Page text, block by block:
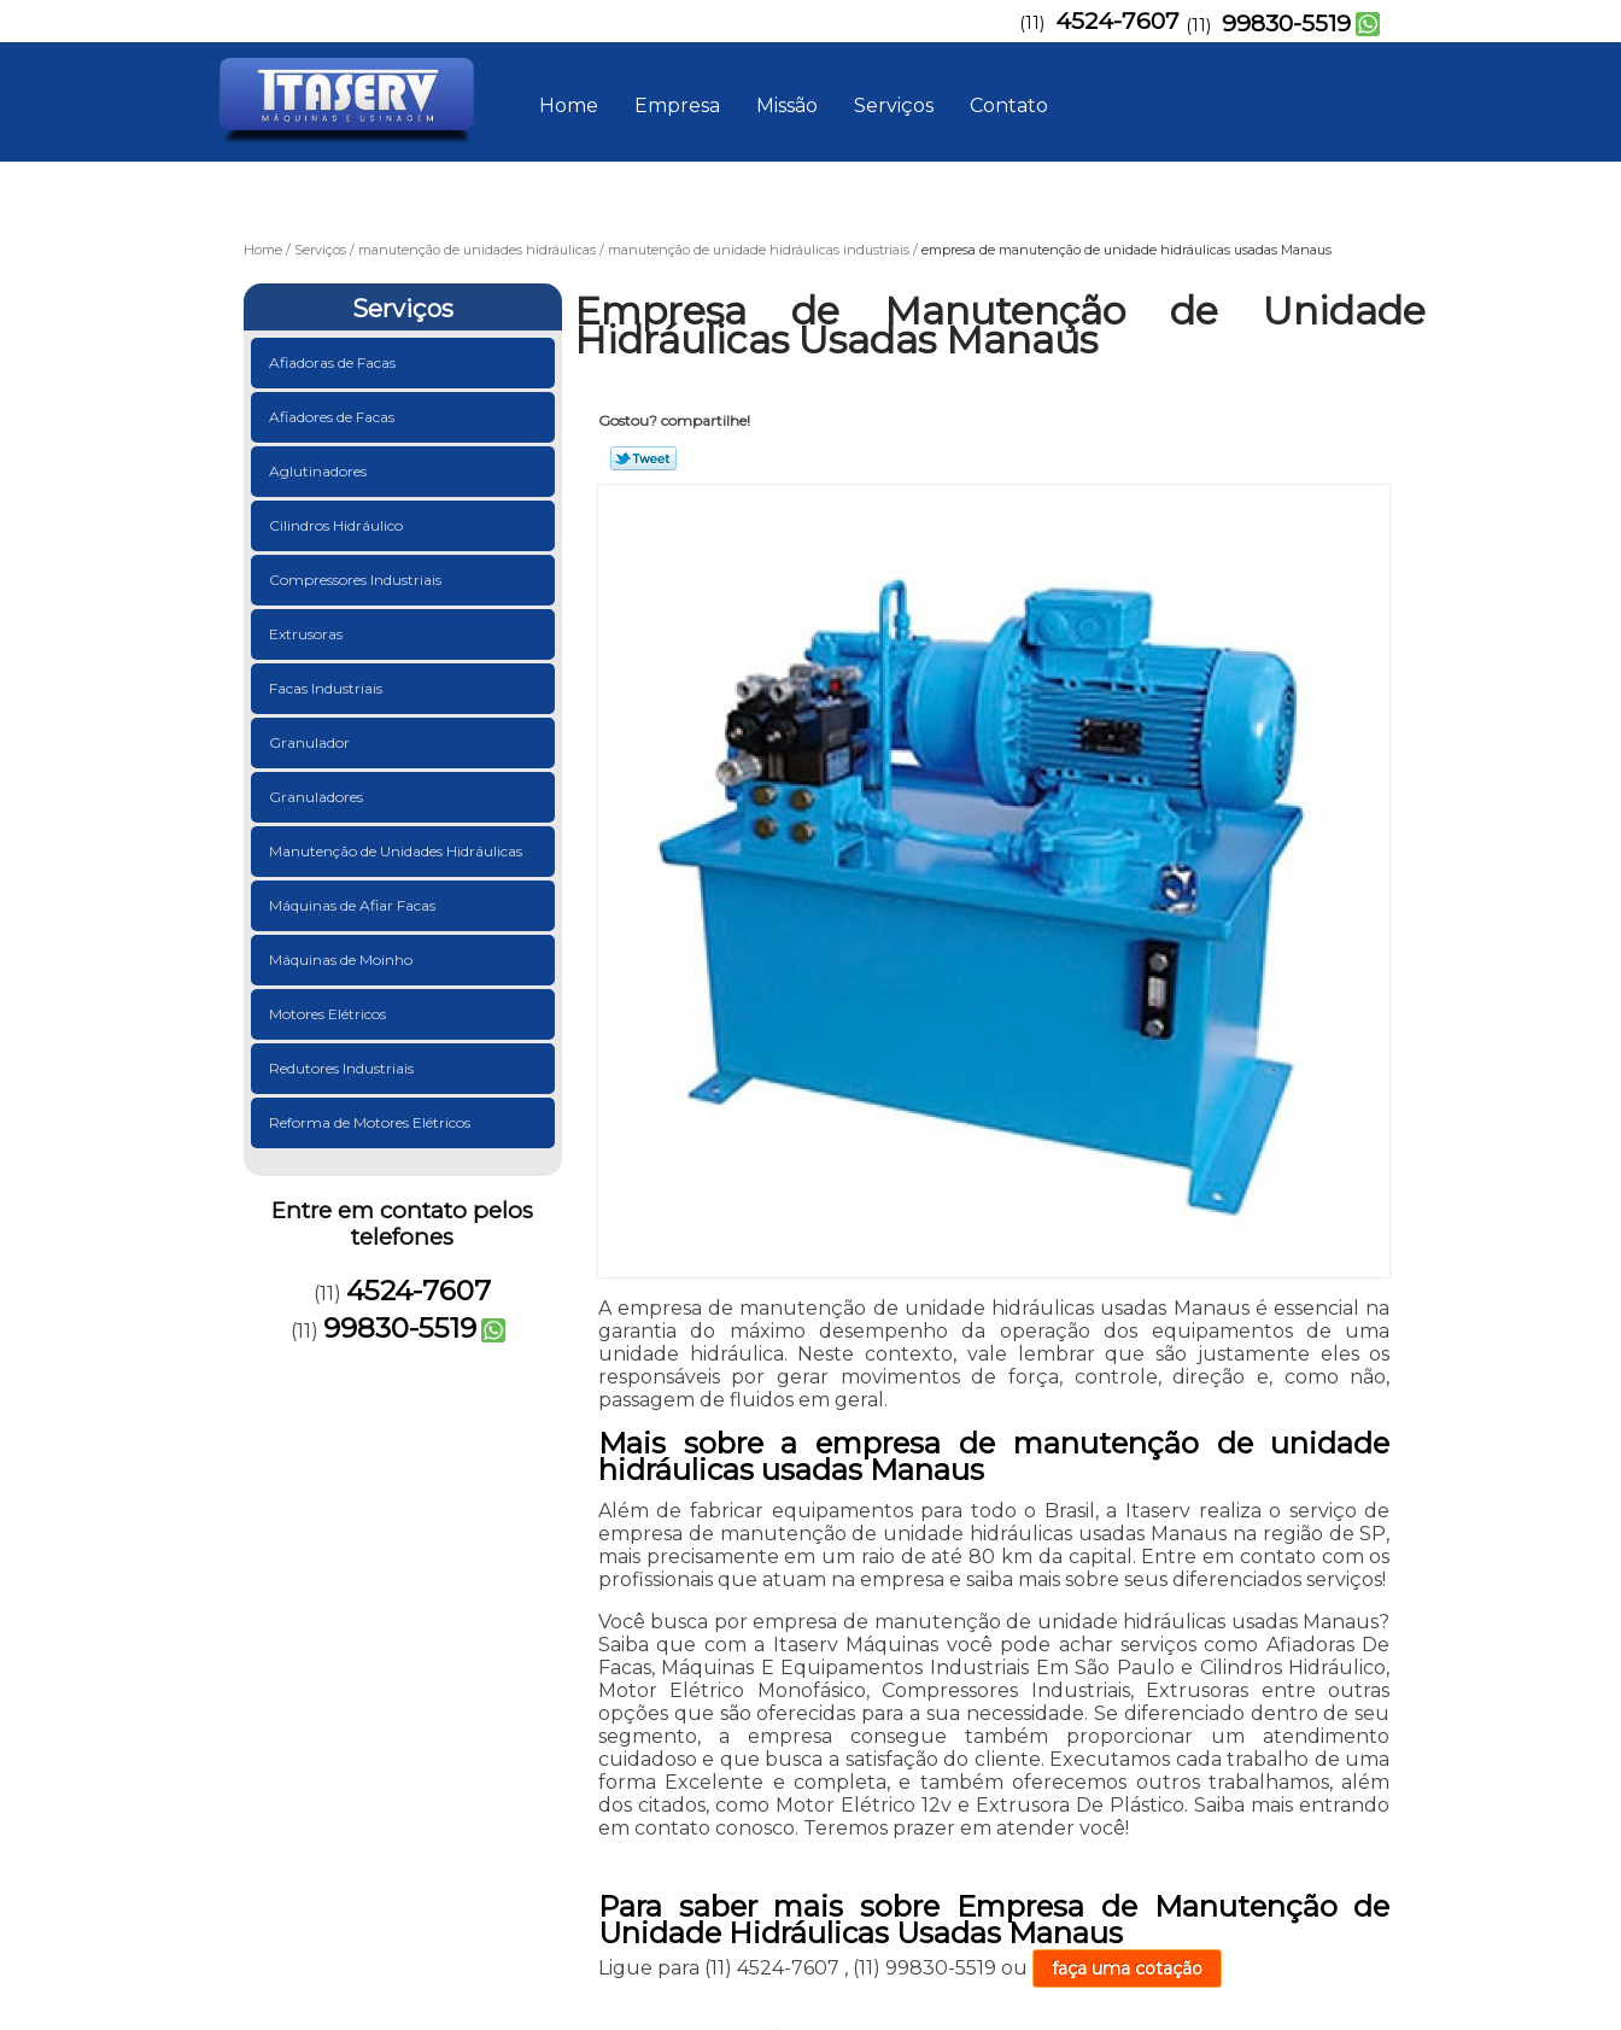
Home Empresa Missão Serviços Contato
(11) 4524-7607 (11) 99830-5519
Home Serviços manutenção de unidades hidráulicas manutenção de unidade hidráulicas industriais empresa de manutenção de unidade hidráulicas usadas Manaus
Serviços
Afiadoras de Facas
Afiadores de Facas
Aglutinadores
Cilindros Hidráulico
Compressores Industriais
Extrusoras
Facas Industriais
Granulador
Granuladores
Manutenção de Unidades Hidráulicas
Máquinas de Afiar Facas
Máquinas de Moinho
Motores Elétricos
Redutores Industriais
Reforma de Motores Elétricos
Entre em contato pelos
telefones
(11) 4524-7607
(11) 99830-5519
Empresa de Manutenção de Unidade
Hidráulicas Usadas Manaus
Gostou? compartilhe!
A empresa de manutenção de unidade hidráulicas usadas Manaus é essencial na
garantia do máximo desempenho da operação dos equipamentos de uma
unidade hidráulica. Neste contexto, vale lembrar que são justamente eles os
responsáveis por gerar movimentos de força, controle, direção e, como não,
passagem de fluidos em geral.
Mais sobre a empresa de manutenção de unidade
hidráulicas usadas Manaus
Além de fabricar equipamentos para todo o Brasil, a Itaserv realiza o serviço de
empresa de manutenção de unidade hidráulicas usadas Manaus na região de SP,
mais precisamente em um raio de até 80 km da capital. Entre em contato com os
profissionais que atuam na empresa e saiba mais sobre seus diferenciados serviços!
Você busca por empresa de manutenção de unidade hidráulicas usadas Manaus?
Saiba que com a Itaserv Máquinas você pode achar serviços como Afiadoras De
Facas, Máquinas E Equipamentos Industriais Em São Paulo e Cilindros Hidráulico,
Motor Elétrico Monofásico, Compressores Industriais, Extrusoras entre outras
opções que são oferecidas para a sua necessidade. Se diferenciado dentro de seu
segmento, a empresa consegue também proporcionar um atendimento
cuidadoso e que busca a satisfação do cliente. Executamos cada trabalho de uma
forma Excelente e completa, e também oferecemos outros trabalhamos, além
dos citados, como Motor Elétrico 12v e Extrusora De Plástico. Saiba mais entrando
em contato conosco. Teremos prazer em atender você!
Para saber mais sobre Empresa de Manutenção de
Unidade Hidráulicas Usadas Manaus
Ligue para (11) 4524-7607 , (11) 99830-5519 ou faça uma cotação